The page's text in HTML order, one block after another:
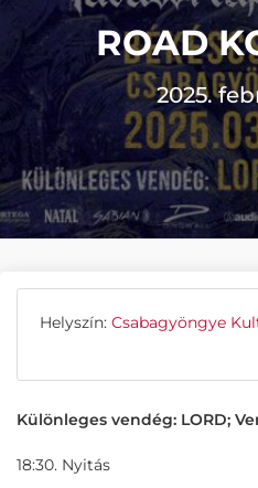
ROAD
2025.
Helyszín: Csabagyöngye
Különleges vendég: LORD;
18:30. Nyitás